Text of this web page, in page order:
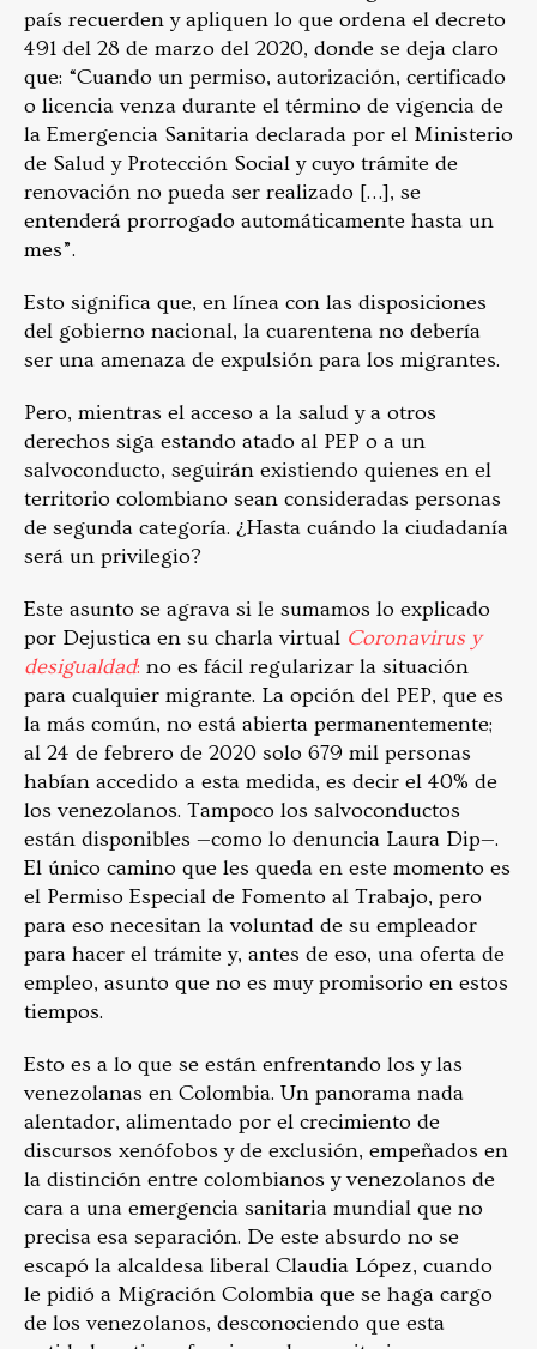
país recuerden y apliquen lo que ordena el decreto
491 del 28 de marzo del 2020, donde se deja claro
que: “Cuando un permiso, autorización, certificado
o licencia venza durante el término de vigencia de
la Emergencia Sanitaria declarada por el Ministerio
de Salud y Protección Social y cuyo trámite de
renovación no pueda ser realizado […], se
entenderá prorrogado automáticamente hasta un
mes”.
Esto significa que, en línea con las disposiciones
del gobierno nacional, la cuarentena no debería
ser una amenaza de expulsión para los migrantes.
Pero, mientras el acceso a la salud y a otros
derechos siga estando atado al PEP o a un
salvoconducto, seguirán existiendo quienes en el
territorio colombiano sean consideradas personas
de segunda categoría. ¿Hasta cuándo la ciudadanía
será un privilegio?
Este asunto se agrava si le sumamos lo explicado
por Dejustica en su charla virtual Coronavirus y
desigualdad: no es fácil regularizar la situación
para cualquier migrante. La opción del PEP, que es
la más común, no está abierta permanentemente;
al 24 de febrero de 2020 solo 679 mil personas
habían accedido a esta medida, es decir el 40% de
los venezolanos. Tampoco los salvoconductos
están disponibles —como lo denuncia Laura Dip—.
El único camino que les queda en este momento es
el Permiso Especial de Fomento al Trabajo, pero
para eso necesitan la voluntad de su empleador
para hacer el trámite y, antes de eso, una oferta de
empleo, asunto que no es muy promisorio en estos
tiempos.
Esto es a lo que se están enfrentando los y las
venezolanas en Colombia. Un panorama nada
alentador, alimentado por el crecimiento de
discursos xenófobos y de exclusión, empeñados en
la distinción entre colombianos y venezolanos de
cara a una emergencia sanitaria mundial que no
precisa esa separación. De este absurdo no se
escapó la alcaldesa liberal Claudia López, cuando
le pidió a Migración Colombia que se haga cargo
de los venezolanos, desconociendo que esta